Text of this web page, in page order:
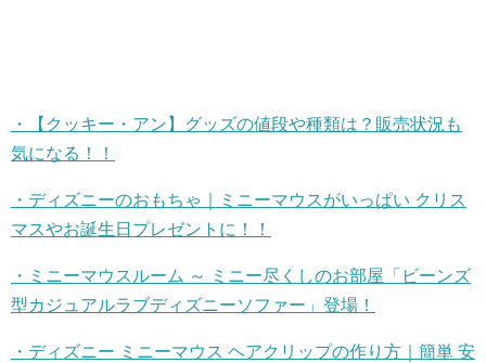
・【クッキー・アン】グッズの値段や種類は？販売状況も
気になる！！
・ディズニーのおもちゃ｜ミニーマウスがいっぱい クリス
マスやお誕生日プレゼントに！！
・ミニーマウスルーム ～ ミニー尽くしのお部屋「ビーンズ
型カジュアルラブディズニーソファー」登場！
・ディズニー ミニーマウス ヘアクリップの作り方｜簡単 安